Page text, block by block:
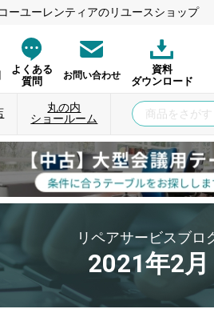
ーユーレンティアのリユースショップ
よくある
質問
お問い合わせ
資料
ダウンロード
丸の内
ショールーム
リペアサービスブロ
2021年2月